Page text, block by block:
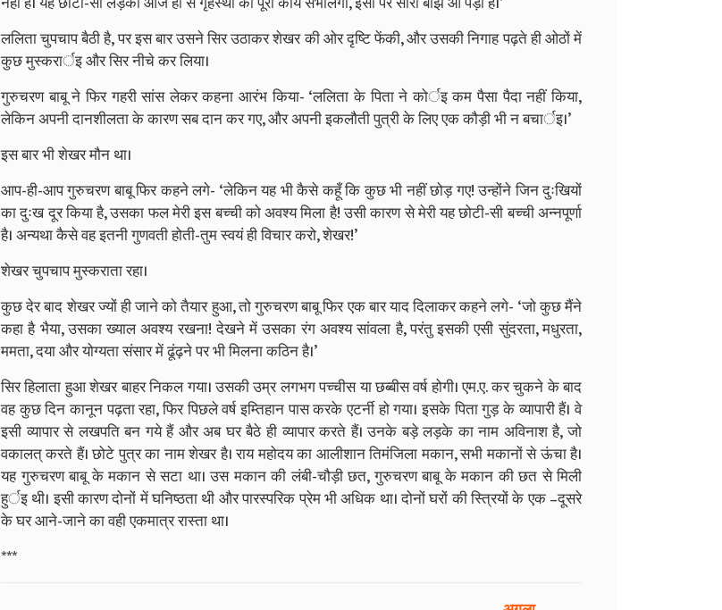
ललिता चुपचाप बैठी है, पर इस बार उसने सिर उठाकर शेखर की ओर दृष्टि फेंकी, और उसकी निगाह पढ़ते ही ओठों में
कुछ मुस्करार्इ और सिर नीचे कर लिया।
गुरुचरण बाबू ने फिर गहरी सांस लेकर कहना आरंभ किया- ‘ललिता के पिता ने कोर्इ कम पैसा पैदा नहीं किया,
लेकिन अपनी दानशीलता के कारण सब दान कर गए, और अपनी इकलौती पुत्री के लिए एक कौड़ी भी न बचार्इ।’
इस बार भी शेखर मौन था।
आप-ही-आप गुरुचरण बाबू फिर कहने लगे- ‘लेकिन यह भी कैसे कहूँ कि कुछ भी नहीं छोड़ गए! उन्होंने जिन दुःखियों
का दुःख दूर किया है, उसका फल मेरी इस बच्ची को अवश्य मिला है! उसी कारण से मेरी यह छोटी-सी बच्ची अन्नपूर्णा
है। अन्यथा कैसे वह इतनी गुणवती होती-तुम स्वयं ही विचार करो, शेखर!’
शेखर चुपचाप मुस्कराता रहा।
कुछ देर बाद शेखर ज्यों ही जाने को तैयार हुआ, तो गुरुचरण बाबू फिर एक बार याद दिलाकर कहने लगे- ‘जो कुछ मैंने
कहा है भैया, उसका ख्याल अवश्य रखना! देखने में उसका रंग अवश्य सांवला है, परंतु इसकी एसी सुंदरता, मधुरता,
ममता, दया और योग्यता संसार में ढूंढ़ने पर भी मिलना कठिन है।’
सिर हिलाता हुआ शेखर बाहर निकल गया। उसकी उम्र लगभग पच्चीस या छब्बीस वर्ष होगी। एम.ए. कर चुकने के बाद
वह कुछ दिन कानून पढ़ता रहा, फिर पिछले वर्ष इम्तिहान पास करके एटर्नी हो गया। इसके पिता गुड़ के व्यापारी हैं। वे
इसी व्यापार से लखपति बन गये हैं और अब घर बैठे ही व्यापार करते हैं। उनके बड़े लड़के का नाम अविनाश है, जो
वकालत् करते हैं। छोटे पुत्र का नाम शेखर है। राय महोदय का आलीशान तिमंजिला मकान, सभी मकानों से ऊंचा है।
यह गुरुचरण बाबू के मकान से सटा था। उस मकान की लंबी-चौड़ी छत, गुरुचरण बाबू के मकान की छत से मिली
हुर्इ थी। इसी कारण दोनों में घनिष्ठता थी और पारस्परिक प्रेम भी अधिक था। दोनों घरों की स्त्रियों के एक –दूसरे
के घर आने-जाने का वही एकमात्र रास्ता था।
***